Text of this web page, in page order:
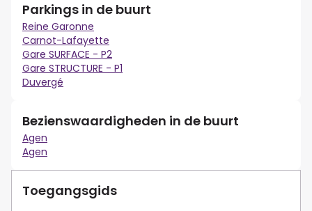
Parkings in de buurt
Reine Garonne
Carnot-Lafayette
Gare SURFACE - P2
Gare STRUCTURE - P1
Duvergé
Bezienswaardigheden in de buurt
Agen
Agen
Toegangsgids